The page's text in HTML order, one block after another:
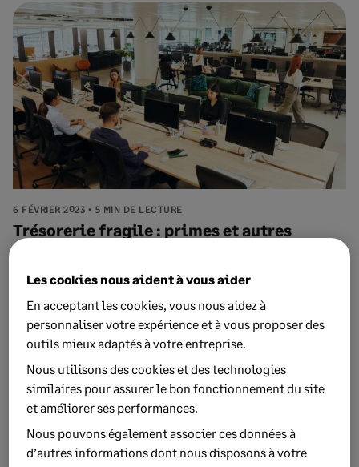
6 FÉVRIER 2023 5 MIN DE LECTURE
Trésorerie fragile : primes et autres
Les primes est une alternative à l’augmentation de salaire
lorsque la trésorerie est fragilisée. Tour d’horizon de
dispo...
Les cookies nous aident à vous aider
En acceptant les cookies, vous nous aidez à
personnaliser votre expérience et à vous proposer des
outils mieux adaptés à votre entreprise.
Nous utilisons des cookies et des technologies
similaires pour assurer le bon fonctionnement du site
et améliorer ses performances.
Nous pouvons également associer ces données à
d’autres informations dont nous disposons à votre